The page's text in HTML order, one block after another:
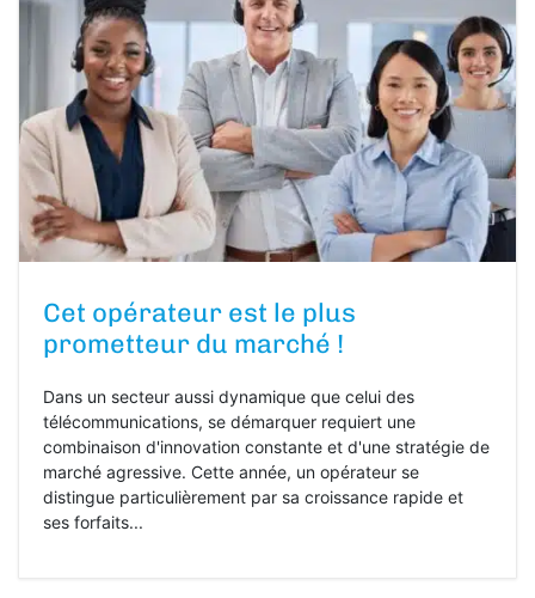
Cet opérateur est le plus
prometteur du marché !
Dans un secteur aussi dynamique que celui des
télécommunications, se démarquer requiert une
combinaison d'innovation constante et d'une stratégie de
marché agressive. Cette année, un opérateur se
distingue particulièrement par sa croissance rapide et
ses forfaits...